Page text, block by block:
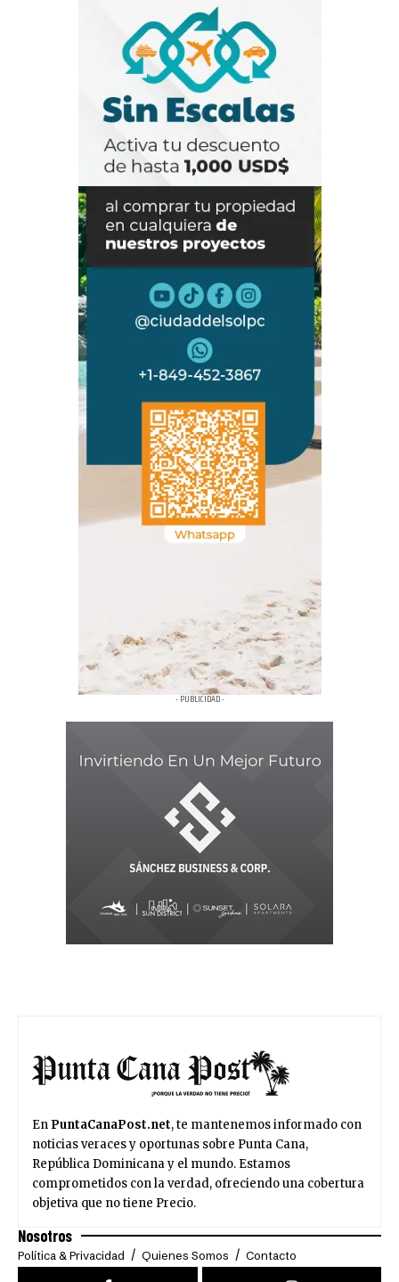
- PUBLICIDAD -
En PuntaCanaPost.net, te mantenemos informado con
noticias veraces y oportunas sobre Punta Cana,
República Dominicana y el mundo. Estamos
comprometidos con la verdad, ofreciendo una cobertura
objetiva que no tiene Precio.
Nosotros
Política & Privacidad Quienes Somos Contacto